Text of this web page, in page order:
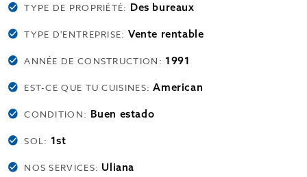
TYPE DE PROPRIÉTÉ: Des bureaux
TYPE D'ENTREPRISE: Vente rentable
ANNÉE DE CONSTRUCTION: 1991
EST-CE QUE TU CUISINES:American
CONDITION: Buen estado
SOL: 1st
NOS SERVICES: Uliana